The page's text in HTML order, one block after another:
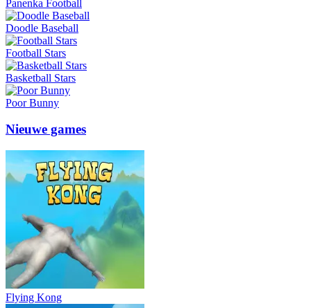
Panenka Football
Doodle Baseball
Football Stars
Basketball Stars
Poor Bunny
Nieuwe games
Flying Kong